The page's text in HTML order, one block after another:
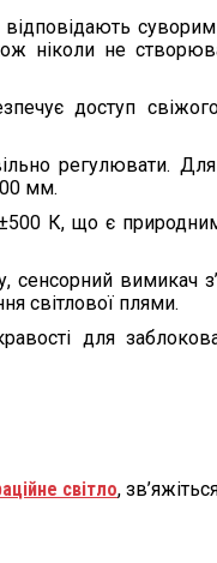
суворим
ніколи не
доступ
регулювати.
мм.
К, що є
сенсорний
світлової плями.
для
світло,